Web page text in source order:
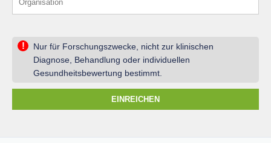
!
Nur für Forschungszwecke, nicht zur klinischen
Diagnose, Behandlung oder individuellen
Gesundheitsbewertung bestimmt.
EINREICHEN